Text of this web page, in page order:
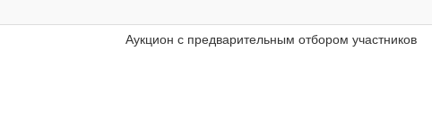
Аукцион с предварительным отбором участников